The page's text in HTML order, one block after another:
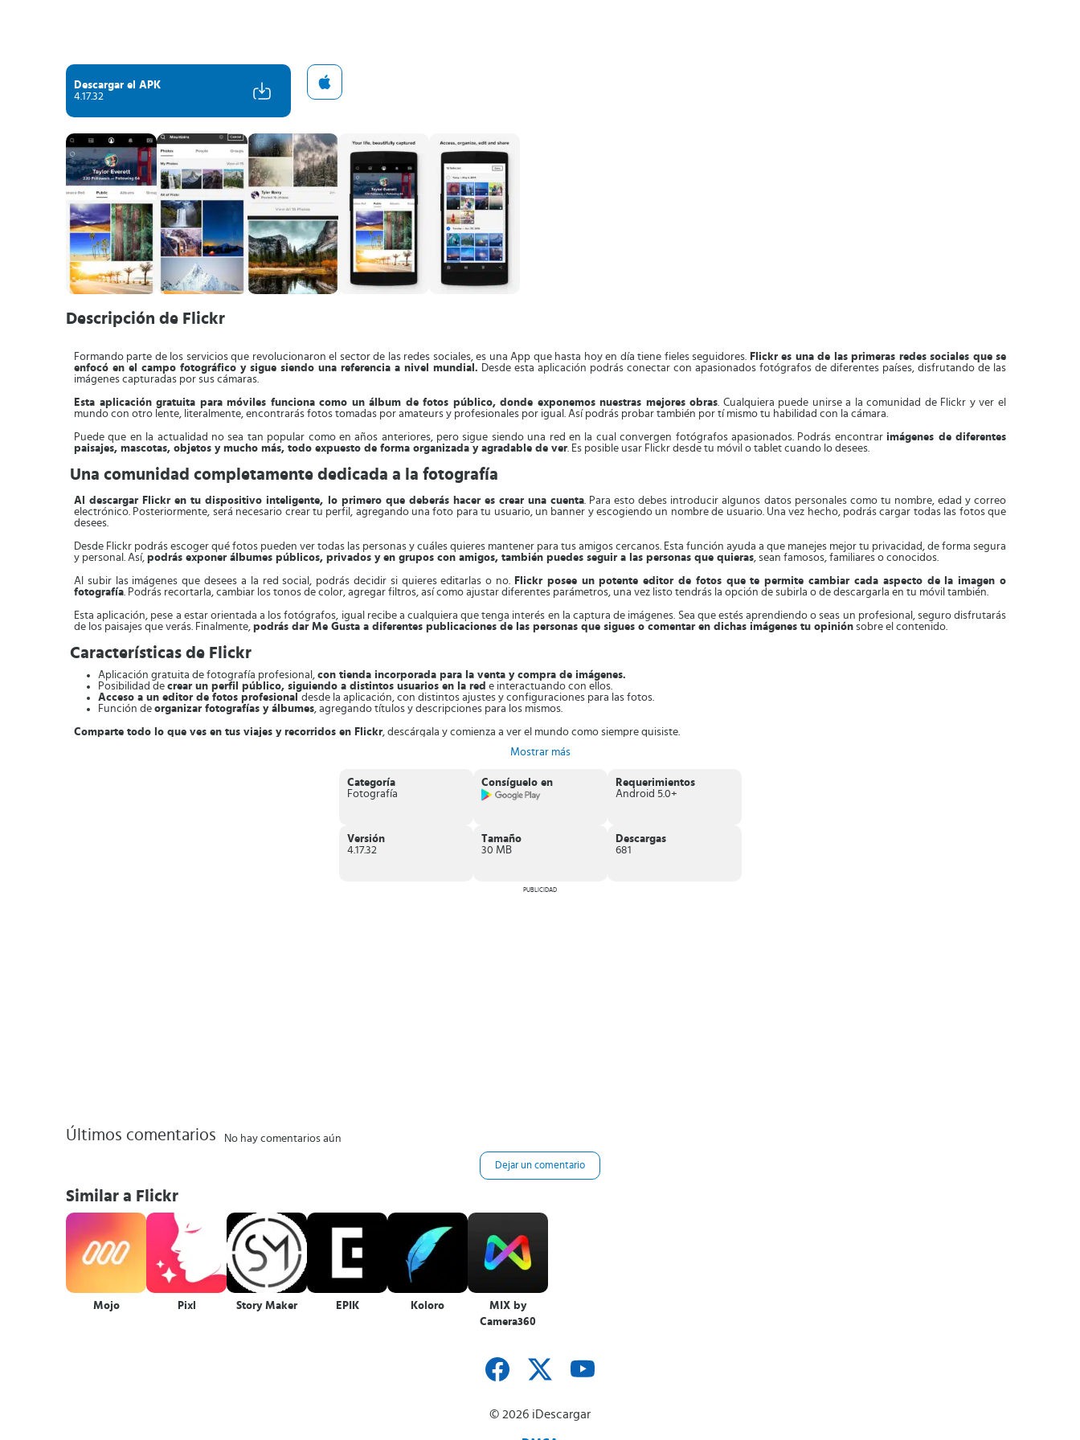
Descargar el APK
4.17.32
Descripción de Flickr
Formando parte de los servicios que revolucionaron el sector de las redes sociales, es una App que hasta hoy en día tiene fieles seguidores. Flickr es una de las primeras redes sociales que se
enfocó en el campo fotográfico y sigue siendo una referencia a nivel mundial. Desde esta aplicación podrás conectar con apasionados fotógrafos de diferentes países, disfrutando de las
imágenes capturadas por sus cámaras.
Esta aplicación gratuita para móviles funciona como un álbum de fotos público, donde exponemos nuestras mejores obras. Cualquiera puede unirse a la comunidad de Flickr y ver el
mundo con otro lente, literalmente, encontrarás fotos tomadas por amateurs y profesionales por igual. Así podrás probar también por tí mismo tu habilidad con la cámara.
Puede que en la actualidad no sea tan popular como en años anteriores, pero sigue siendo una red en la cual convergen fotógrafos apasionados. Podrás encontrar imágenes de diferentes
paisajes, mascotas, objetos y mucho más, todo expuesto de forma organizada y agradable de ver. Es posible usar Flickr desde tu móvil o tablet cuando lo desees.
Una comunidad completamente dedicada a la fotografía
Al descargar Flickr en tu dispositivo inteligente, lo primero que deberás hacer es crear una cuenta. Para esto debes introducir algunos datos personales como tu nombre, edad y correo
electrónico. Posteriormente, será necesario crear tu perfil, agregando una foto para tu usuario, un banner y escogiendo un nombre de usuario. Una vez hecho, podrás cargar todas las fotos que
desees.
Desde Flickr podrás escoger qué fotos pueden ver todas las personas y cuáles quieres mantener para tus amigos cercanos. Esta función ayuda a que manejes mejor tu privacidad, de forma segura
y personal. Así, podrás exponer álbumes públicos, privados y en grupos con amigos, también puedes seguir a las personas que quieras, sean famosos, familiares o conocidos.
Al subir las imágenes que desees a la red social, podrás decidir si quieres editarlas o no. Flickr posee un potente editor de fotos que te permite cambiar cada aspecto de la imagen o
fotografía. Podrás recortarla, cambiar los tonos de color, agregar filtros, así como ajustar diferentes parámetros, una vez listo tendrás la opción de subirla o de descargarla en tu móvil también.
Esta aplicación, pese a estar orientada a los fotógrafos, igual recibe a cualquiera que tenga interés en la captura de imágenes. Sea que estés aprendiendo o seas un profesional, seguro disfrutarás
de los paisajes que verás. Finalmente, podrás dar Me Gusta a diferentes publicaciones de las personas que sigues o comentar en dichas imágenes tu opinión sobre el contenido.
Características de Flickr
Aplicación gratuita de fotografía profesional, con tienda incorporada para la venta y compra de imágenes.
Posibilidad de crear un perfil público, siguiendo a distintos usuarios en la red e interactuando con ellos.
Acceso a un editor de fotos profesional desde la aplicación, con distintos ajustes y configuraciones para las fotos.
Función de organizar fotografías y álbumes, agregando títulos y descripciones para los mismos.
Comparte todo lo que ves en tus viajes y recorridos en Flickr, descárgala y comienza a ver el mundo como siempre quisiste.
Mostrar más
Categoría
Fotografía
Consíguelo en
Requerimientos
Android 5.0+
Versión
4.17.32
Tamaño
30 MB
Descargas
681
PUBLICIDAD
Últimos comentarios No hay comentarios aún
Dejar un comentario
Similar a Flickr
Mojo Pixl Story Maker EPIK Koloro
MIX by
Camera360
© 2026 iDescargar